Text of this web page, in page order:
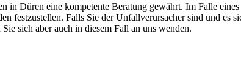
Düren eine kompetente Beratung gewährt. Im Falle eines
festzustellen. Falls Sie der Unfallverursacher sind und es
sich aber auch in diesem Fall an uns wenden.